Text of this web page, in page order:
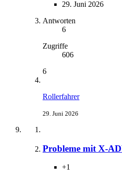
29. Juni 2026
Antworten
6
Zugriffe
606
6
Rollerfahrer
29. Juni 2026
Probleme mit X-
+1